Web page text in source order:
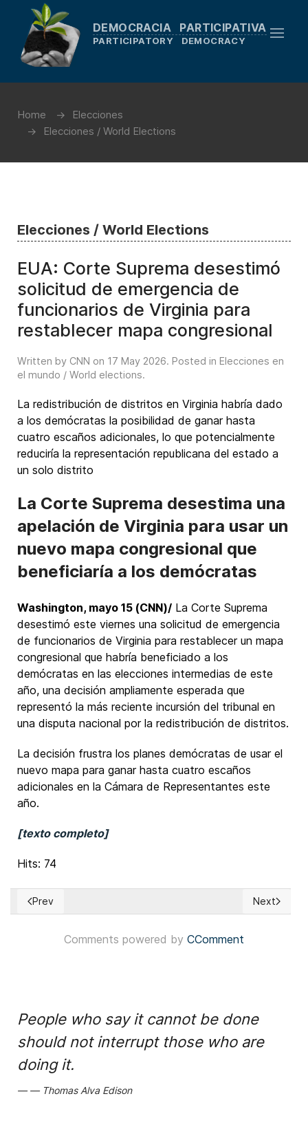
DEMOCRACIA PARTICIPATIVA
PARTICIPATORY DEMOCRACY
Home
Elecciones
Elecciones / World Elections
Elecciones / World Elections
EUA: Corte Suprema desestimó
solicitud de emergencia de
funcionarios de Virginia para
restablecer mapa congresional
Written by CNN on 17 May 2026. Posted in Elecciones en
el mundo / World elections.
La redistribución de distritos en Virginia habría dado
a los demócratas la posibilidad de ganar hasta
cuatro escaños adicionales, lo que potencialmente
reduciría la representación republicana del estado a
un solo distrito
La Corte Suprema desestima una
apelación de Virginia para usar un
nuevo mapa congresional que
beneficiaría a los demócratas
Washington, mayo 15 (CNN)/ La Corte Suprema
desestimó este viernes una solicitud de emergencia
de funcionarios de Virginia para restablecer un mapa
congresional que habría beneficiado a los
demócratas en las elecciones intermedias de este
año, una decisión ampliamente esperada que
representó la más reciente incursión del tribunal en
una disputa nacional por la redistribución de distritos.
La decisión frustra los planes demócratas de usar el
nuevo mapa para ganar hasta cuatro escaños
adicionales en la Cámara de Representantes este
año.
[texto completo]
Hits: 74
Previous article: EUA: Tribunal de Florida atiende
Prev Next
Next
Comments powered by CComment
People who say it cannot be done
should not interrupt those who are
doing it.
Thomas Alva Edison